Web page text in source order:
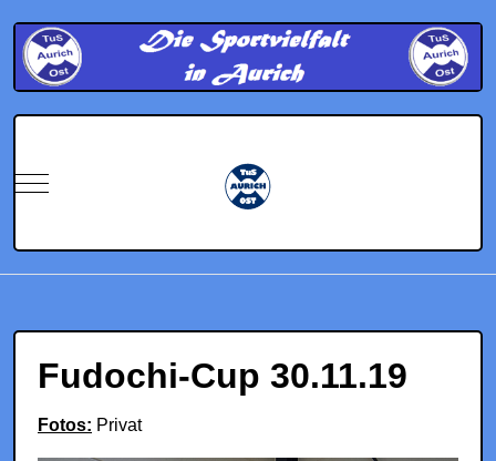
Mobile Menu Toggle
Fudochi-Cup 30.11.19
Fotos: Privat